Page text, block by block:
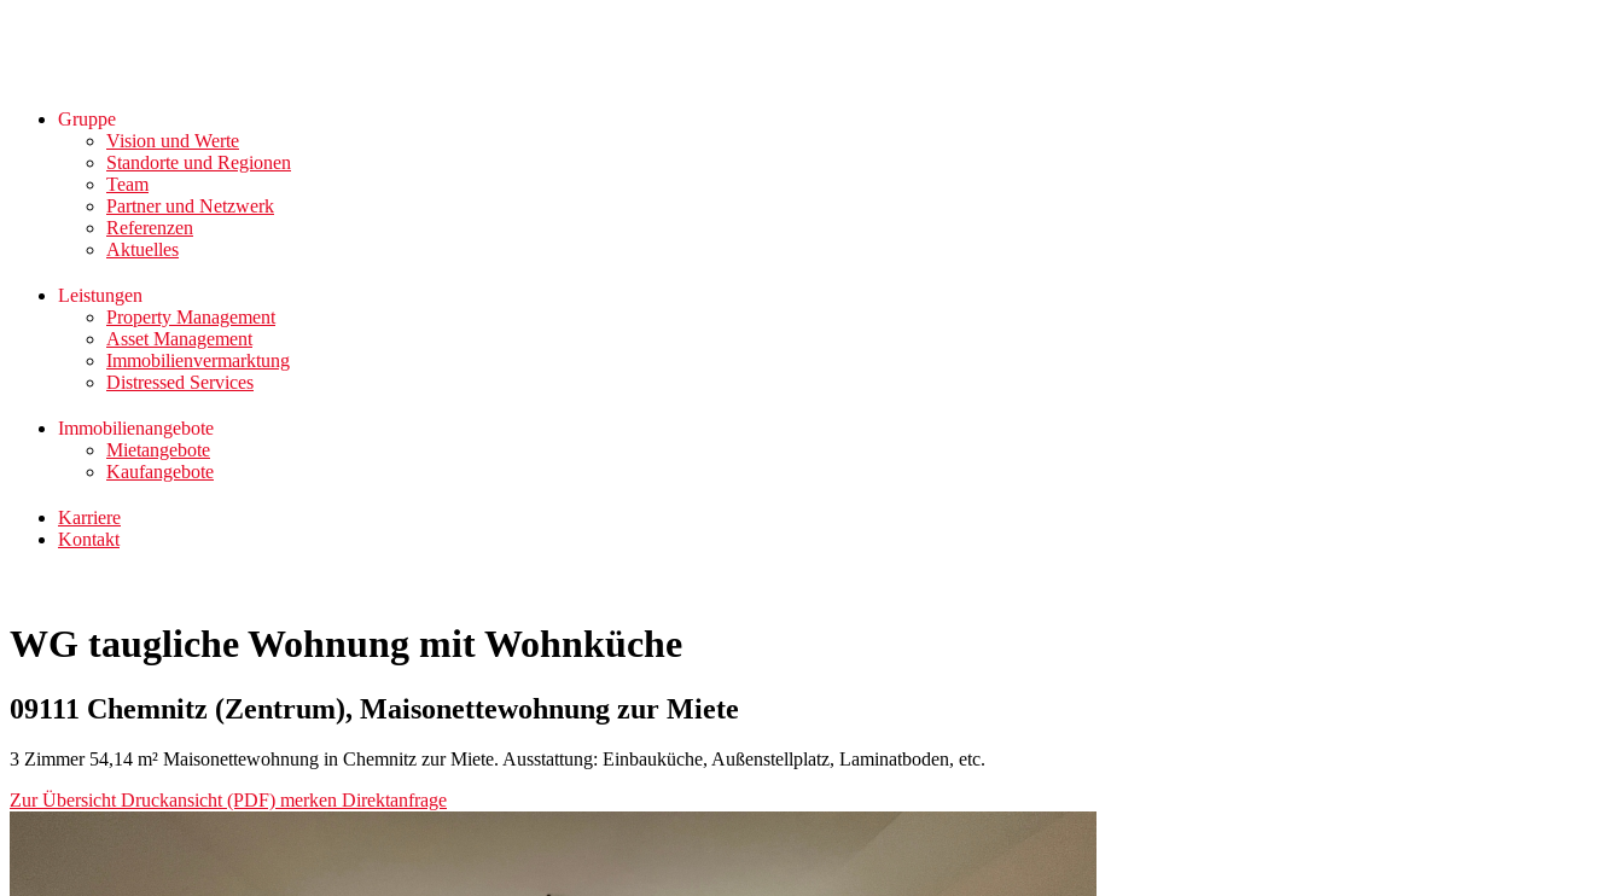
Gruppe
Vision und Werte
Standorte und Regionen
Team
Partner und Netzwerk
Referenzen
Aktuelles
Leistungen
Property Management
Asset Management
Immobilienvermarktung
Distressed Services
Immobilienangebote
Mietangebote
Kaufangebote
Karriere
Kontakt
WG taugliche Wohnung mit Wohnküche
09111 Chemnitz (Zentrum), Maisonettewohnung zur Miete
3 Zimmer 54,14 m² Maisonettewohnung in Chemnitz zur Miete. Ausstattung: Einbauküche, Außenstellplatz, Laminatboden, etc.
Zur ÜbersichtDruckansicht (PDF) merken Direktanfrage